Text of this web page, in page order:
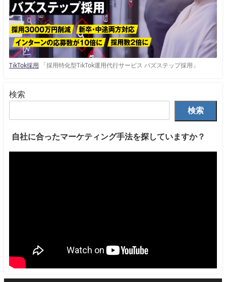
TikTok採用 「採用特化型TikTok運用代行サービス バズステップ採用」
検索
検索
自社に合ったマーケティング手法を探していますか？